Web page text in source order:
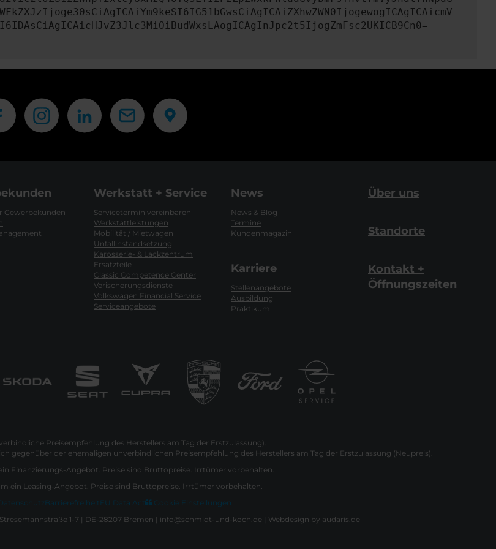
Gewerbekunden
Werkstatt + Service
Servicetermin vereinbaren
Werkstattleistungen
Mobilität / Mietwagen
Unfallinstandsetzung
Karosserie- & Lackzentrum
Ersatzteile
Classic Competence Center
Verischerungsdienste
Volkswagen Financial Service
Serviceangebote
News
News & Blog
Termine
Kundenmagazin
Karriere
Stellenangebote
Ausbildung
Praktikum
Über uns
Standorte
Kontakt +
Öffnungszeiten
Preisempfehlung des Herstellers am Tag der Erstzulassung).
gegenüber der ehemaligen unverbindlichen Preisempfehlung des Herstellers am Tag der Erstzulassung (Neupreis).
Finanzierungs-Angebot. Preise sind Bruttopreise. Irrtümer vorbehalten.
ein Leasing-Angebot. Preise sind Bruttopreise. Irrtümer vorbehalten.
Barrierefreiheit EU Data Act
Cookie Einstellungen
1-7 | DE-28207 Bremen | info@schmidt-und-koch.de | Webdesign by audaris.de